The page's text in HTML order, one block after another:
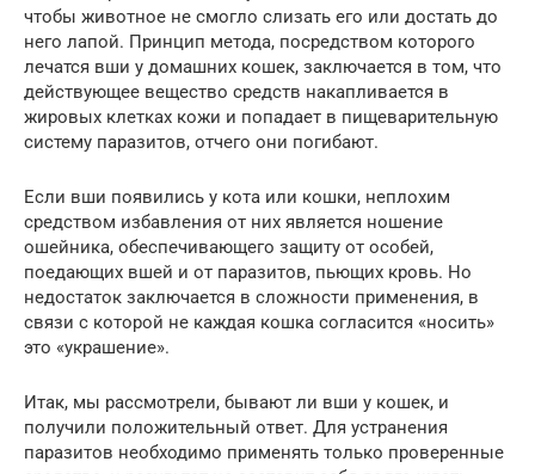
чтобы животное не смогло слизать его или достать до
него лапой. Принцип метода, посредством которого
лечатся вши у домашних кошек, заключается в том, что
действующее вещество средств накапливается в
жировых клетках кожи и попадает в пищеварительную
систему паразитов, отчего они погибают.
Если вши появились у кота или кошки, неплохим
средством избавления от них является ношение
ошейника, обеспечивающего защиту от особей,
поедающих вшей и от паразитов, пьющих кровь. Но
недостаток заключается в сложности применения, в
связи с которой не каждая кошка согласится «носить»
это «украшение».
Итак, мы рассмотрели, бывают ли вши у кошек, и
получили положительный ответ. Для устранения
паразитов необходимо применять только проверенные